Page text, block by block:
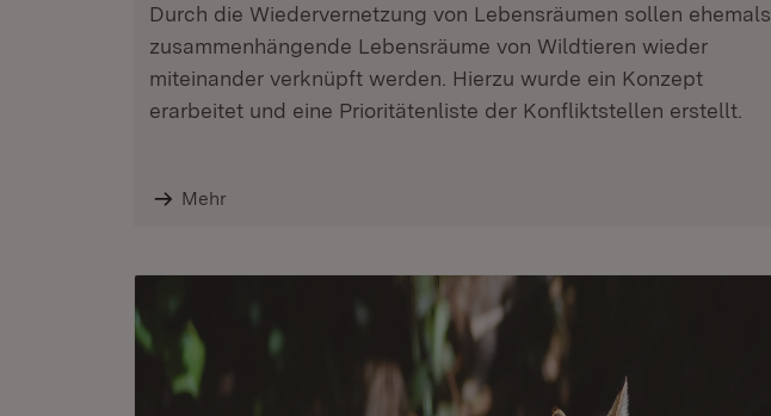
Durch die Wiedervernetzung von Lebensräumen sollen ehemals
zusammenhängende Lebensräume von Wildtieren wieder
miteinander verknüpft werden. Hierzu wurde ein Konzept
erarbeitet und eine Prioritätenliste der Konfliktstellen erstellt.
Mehr